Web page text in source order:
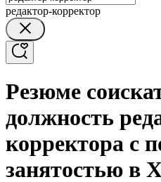
редактор-корректор
Резюме
должность
корректора с
занятостью в